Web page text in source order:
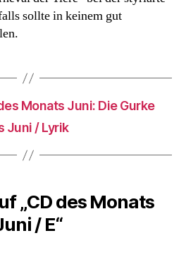
sollte in keinem gut
Monats Juni: Die Gurke
Juni / Lyrik
„CD des Monats
/ E“